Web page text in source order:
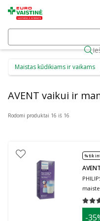
Maistas kūdikiams ir vaikams
AVENT vaikui ir
Rodomi produktai 16 iš 16
% tik
AVENT
-